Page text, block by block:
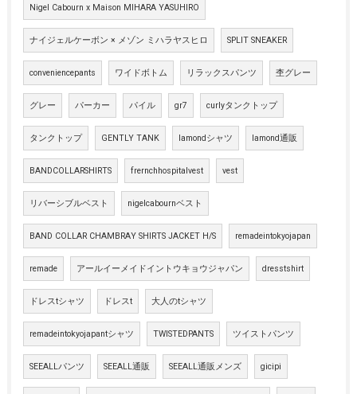
Nigel Cabourn x Maison MIHARA YASUHIRO
ナイジェルケーボン × メゾン ミハラヤスヒロ SPLIT SNEAKER
conveniencepants ワイドボトム リラックスパンツ 杢グレー
グレー パーカー パイル gr7 curlyタンクトップ
タンクトップ GENTLY TANK lamondシャツ lamond通販
BANDCOLLARSHIRTS frernchhospitalvest vest
リバーシブルベスト nigelcabournベスト
BAND COLLAR CHAMBRAY SHIRTS JACKET H/S remadeintokyojapan
remade アールイーメイドイントウキョウジャパン dresstshirt
ドレスtシャツ ドレスt 大人のtシャツ
remadeintokyojapantシャツ TWISTEDPANTS ツイストパンツ
SEEALLパンツ SEEALL通販 SEEALL通販メンズ gicipi